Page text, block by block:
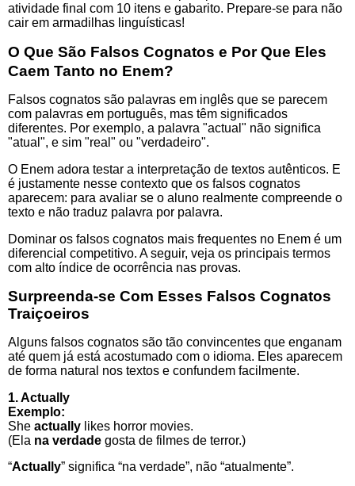
atividade final com 10 itens e gabarito. Prepare-se para não
cair em armadilhas linguísticas!
O Que São Falsos Cognatos e Por Que Eles
Caem Tanto no Enem?
Falsos cognatos são palavras em inglês que se parecem
com palavras em português, mas têm significados
diferentes. Por exemplo, a palavra "actual" não significa
"atual", e sim "real" ou "verdadeiro".
O Enem adora testar a interpretação de textos autênticos. E
é justamente nesse contexto que os falsos cognatos
aparecem: para avaliar se o aluno realmente compreende o
texto e não traduz palavra por palavra.
Dominar os falsos cognatos mais frequentes no Enem é um
diferencial competitivo. A seguir, veja os principais termos
com alto índice de ocorrência nas provas.
Surpreenda-se Com Esses Falsos Cognatos
Traiçoeiros
Alguns falsos cognatos são tão convincentes que enganam
até quem já está acostumado com o idioma. Eles aparecem
de forma natural nos textos e confundem facilmente.
1. Actually
Exemplo:
She actually likes horror movies.
(Ela na verdade gosta de filmes de terror.)
“Actually” significa “na verdade”, não “atualmente”.